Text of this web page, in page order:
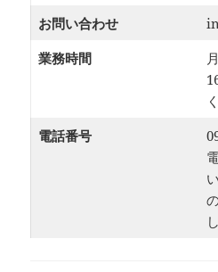
お問い合わせ
業務時間
電話番号